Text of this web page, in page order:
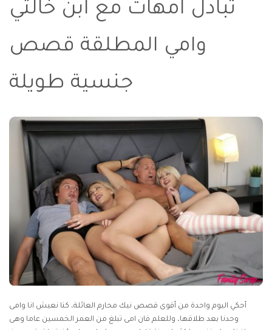
تبادل امهات مع ابن خالتي
وامي المطلقة قصص
جنسية طويلة
أحكي اليوم واحدة من أقوى قصص نيك محارم العائلة، كنا نعيش انا وامى
وحدنا بعد طلاقها، وللعلم فان امى تبلغ من العمر الخمسين عاما وهى